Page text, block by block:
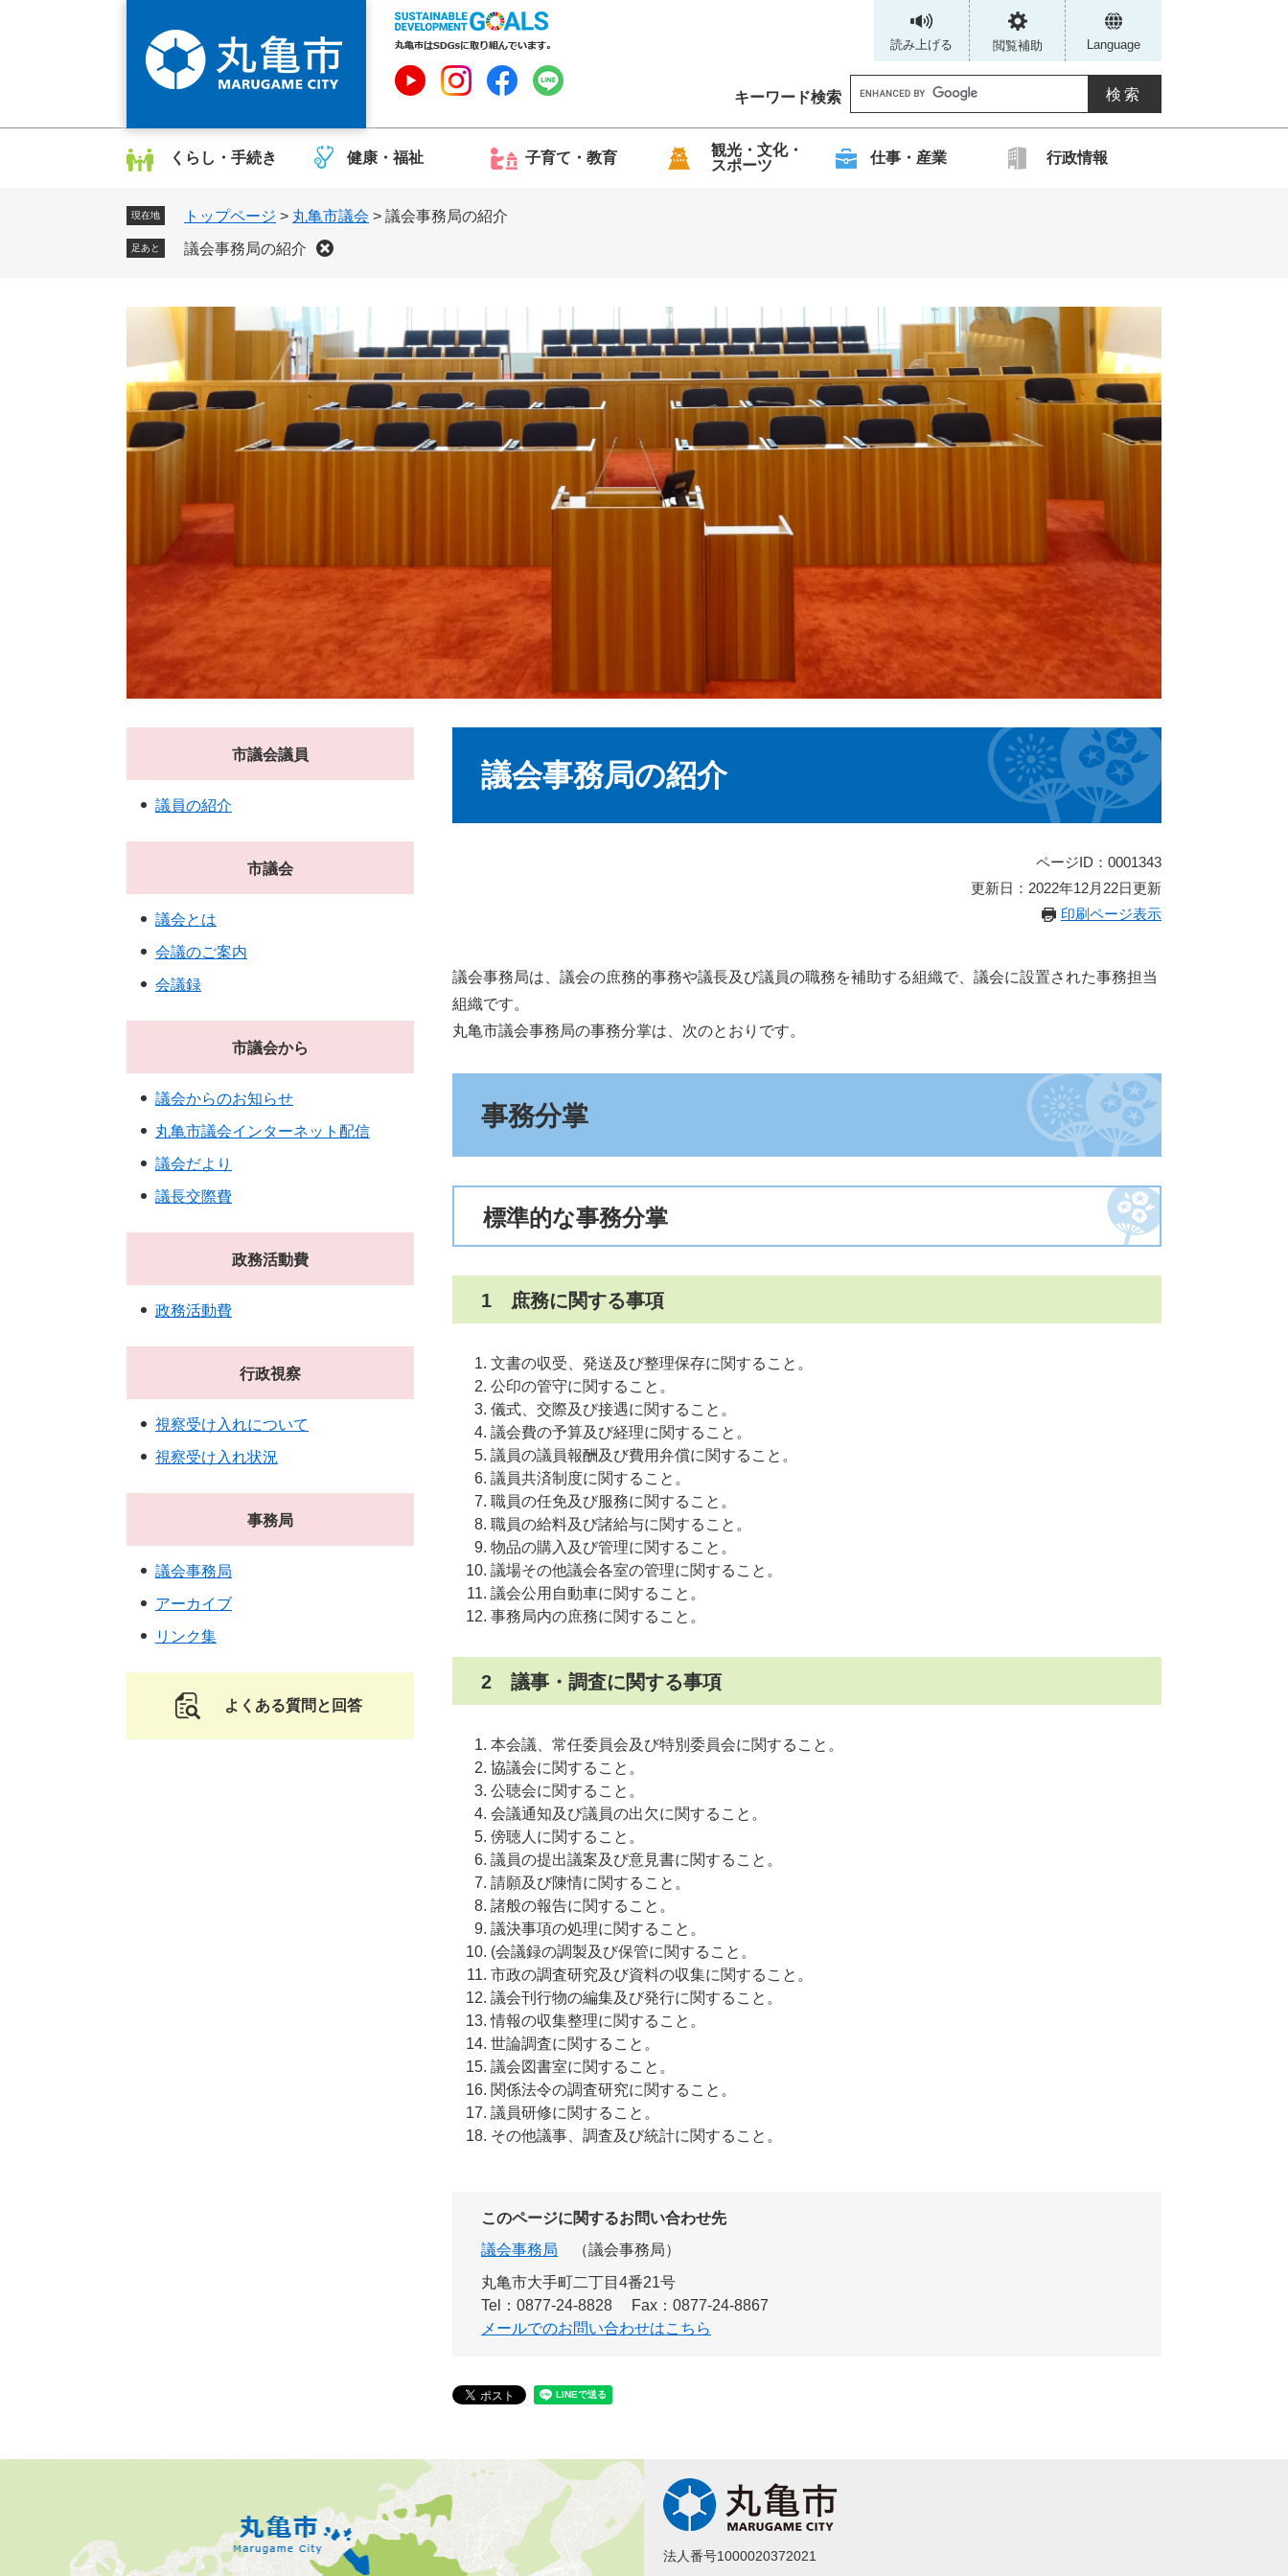
頭
飛
読み上げる 閲覧補助 Language
キーワード検索
G
o
g
l
くらし・手続き 健康・福祉 子育て・教育
観光・文化・
スポーツ
仕事・産業 行政情報
現在地 トップページ > 丸亀市議会 > 議会事務局の紹介
足あと 議会事務局の紹介
議会事務局の紹介
ページID：0001343
更新日：2022年12月22日更新
印刷ページ表示
議会事務局は、議会の庶務的事務や議長及び議員の職務を補助する組織で、議会に設置された事務担当
組織です。
丸亀市議会事務局の事務分掌は、次のとおりです。
事務分掌
標準的な事務分掌
1 庶務に関する事項
文書の収受、発送及び整理保存に関すること。
公印の管守に関すること。
儀式、交際及び接遇に関すること。
議会費の予算及び経理に関すること。
議員の議員報酬及び費用弁償に関すること。
議員共済制度に関すること。
職員の任免及び服務に関すること。
職員の給料及び諸給与に関すること。
物品の購入及び管理に関すること。
議場その他議会各室の管理に関すること。
議会公用自動車に関すること。
事務局内の庶務に関すること。
2 議事・調査に関する事項
本会議、常任委員会及び特別委員会に関すること。
協議会に関すること。
公聴会に関すること。
会議通知及び議員の出欠に関すること。
傍聴人に関すること。
議員の提出議案及び意見書に関すること。
請願及び陳情に関すること。
諸般の報告に関すること。
議決事項の処理に関すること。
(会議録の調製及び保管に関すること。
市政の調査研究及び資料の収集に関すること。
議会刊行物の編集及び発行に関すること。
情報の収集整理に関すること。
世論調査に関すること。
議会図書室に関すること。
関係法令の調査研究に関すること。
議員研修に関すること。
その他議事、調査及び統計に関すること。
このページに関するお問い合わせ先
議会事務局
議会事務局
丸亀市大手町二丁目4番21号
Tel：0877-24-8828
Fax：0877-24-8867
メールでのお問い合わせはこちら
市議会議員
議員の紹介
市議会
議会とは
会議のご案内
会議録
市議会から
議会からのお知らせ
丸亀市議会インターネット配信
議会だより
議長交際費
政務活動費
政務活動費
行政視察
視察受け入れについて
視察受け入れ状況
事務局
議会事務局
アーカイブ
リンク集
よくある質問と回答
法人番号1000020372021